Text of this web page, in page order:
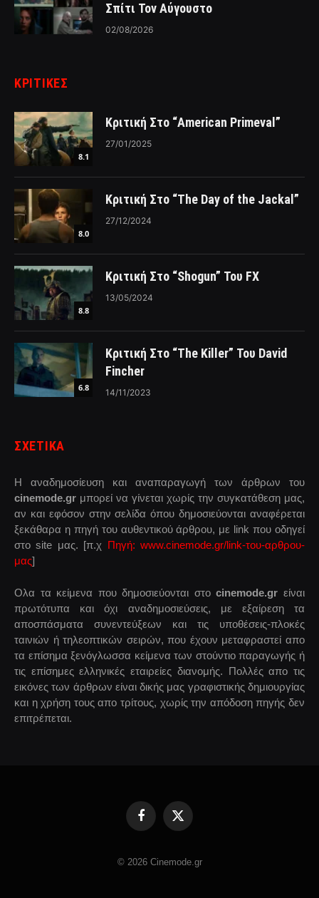
Σπίτι Τον Αύγουστο
02/08/2026
ΚΡΙΤΙΚΈΣ
8.1
Κριτική Στο “American Primeval”
27/01/2025
8.0
Κριτική Στο “The Day of the Jackal”
27/12/2024
8.8
Κριτική Στο “Shogun” Του FX
13/05/2024
6.8
Κριτική Στο “The Killer” Του David
Fincher
14/11/2023
ΣΧΕΤΙΚΑ
Η αναδημοσίευση και αναπαραγωγή των άρθρων του
cinemode.gr μπορεί να γίνεται χωρίς την συγκατάθεση μας,
αν και εφόσον στην σελίδα όπου δημοσιεύονται αναφέρεται
ξεκάθαρα η πηγή του αυθεντικού άρθρου, με link που οδηγεί
στο site μας. [π.χ Πηγή: www.cinemode.gr/link-του-αρθρου-
μας]
Ολα τα κείμενα που δημοσιεύονται στοcinemode.gr είναι
πρωτότυπα και όχι αναδημοσιεύσεις, με εξαίρεση τα
αποσπάσματα συνεντεύξεων και τις υποθέσεις-πλοκές
ταινιών ή τηλεοπτικών σειρών, που έχουν μεταφραστεί απο
τα επίσημα ξενόγλωσσα κείμενα των στούντιο παραγωγής ή
τις επίσημες ελληνικές εταιρείες διανομής. Πολλές απο τις
εικόνες των άρθρων είναι δικής μας γραφιστικής δημιουργίας
και η χρήση τους απο τρίτους, χωρίς την απόδοση πηγής δεν
επιτρέπεται.
FacebookX
© 2026 Cinemode.gr